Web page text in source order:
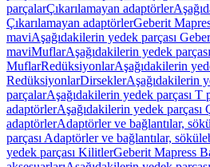
parçalarÇıkarılamayan adaptörler
Çıkarılamayan adaptörlerGeberit
maviAşağıdakilerin yedek parçası
maviMuflarAşağıdakilerin yedek parçası
MuflarRedüksiyonlarAşağıdakilerin
RedüksiyonlarDirseklerAşağıdakilerin
parçalarAşağıdakilerin yedek parçası T
adaptörlerAşağıdakilerin yedek parçası
adaptörlerAdaptörler ve bağlantılar,
parçası Adaptörler ve bağlantılar,
yedek parçası KilitlerGeberit Mapress